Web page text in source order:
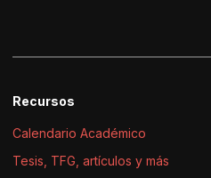
Recursos
Calendario Académico
Tesis, TFG, artículos y más